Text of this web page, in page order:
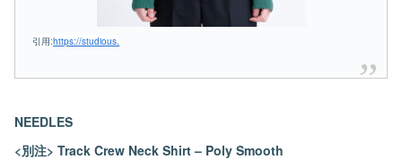
引用:https://studious.
NEEDLES
<別注> Track Crew Neck Shirt – Poly Smooth